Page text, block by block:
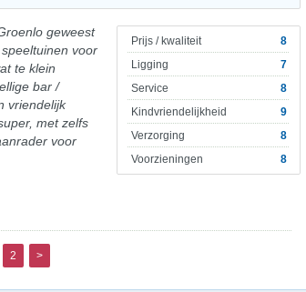
Prijs / kwaliteit
8
Ligging
7
Service
8
Kindvriendelijkheid
9
Verzorging
8
Voorzieningen
8
geweest
voor
te klein
bar /
vriendelijk
met zelfs
voor
2 >